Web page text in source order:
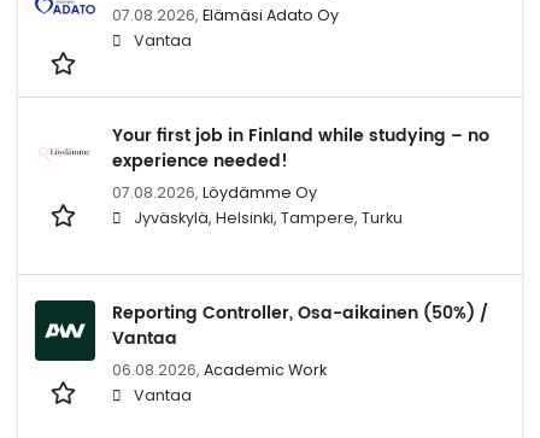
07.08.2026, Elämäsi Adato Oy
Vantaa
Your first job in Finland while studying – no
experience needed!
07.08.2026, Löydämme Oy
Jyväskylä, Helsinki, Tampere, Turku
Reporting Controller, Osa-aikainen (50%) /
Vantaa
06.08.2026, Academic Work
Vantaa